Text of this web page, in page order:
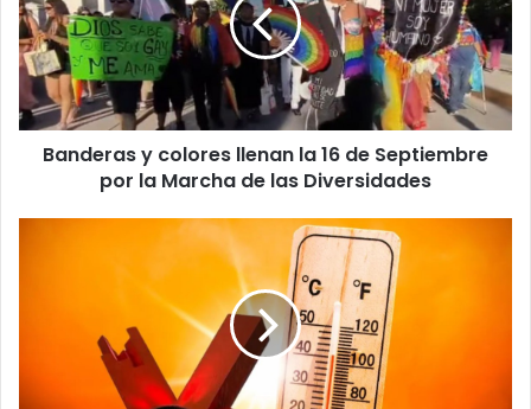
la
16
de
Septiembre
por
Banderas y colores llenan la 16 de Septiembre
por la Marcha de las Diversidades